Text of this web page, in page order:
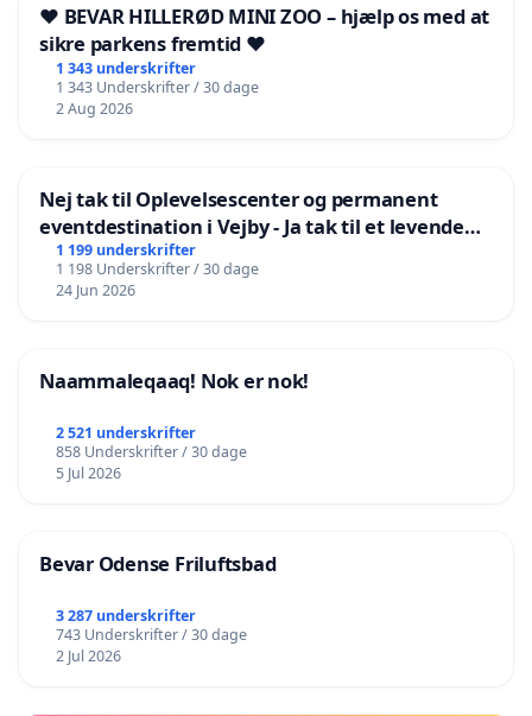
❤️ BEVAR HILLERØD MINI ZOO – hjælp os med at
sikre parkens fremtid ❤️
1 343 underskrifter
1 343 Underskrifter / 30 dage
2 Aug 2026
Nej tak til Oplevelsescenter og permanent
eventdestination i Vejby - Ja tak til et levende
lokalområde i balance
1 199 underskrifter
1 198 Underskrifter / 30 dage
24 Jun 2026
Naammaleqaaq! Nok er nok!
2 521 underskrifter
858 Underskrifter / 30 dage
5 Jul 2026
Bevar Odense Friluftsbad
3 287 underskrifter
743 Underskrifter / 30 dage
2 Jul 2026